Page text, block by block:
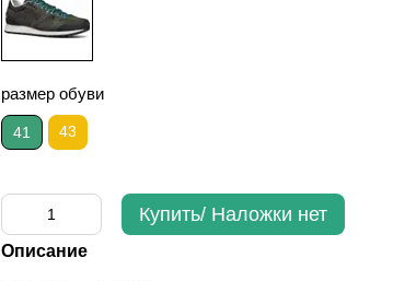
размер обуви
41 43
Купить/ Наложки нет
Описание